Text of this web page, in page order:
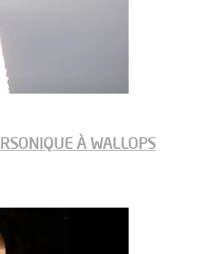
À WALLOPS